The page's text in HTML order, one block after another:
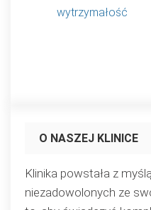
wytrzymałość
O NASZEJ KLINICE
Klinika powstała z
niezadowolonych ze